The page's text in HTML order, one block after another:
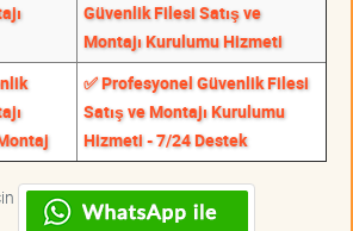
Güvenlik Filesi Satış ve
Montajı Kurulumu Hizmeti
✅ Profesyonel Güvenlik Filesi
Satış ve Montajı Kurulumu
Hizmeti - 7/24 Destek